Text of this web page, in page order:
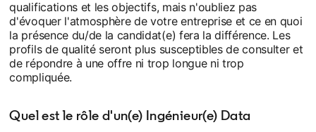
qualifications et les objectifs, mais n'oubliez pas
d'évoquer l'atmosphère de votre entreprise et ce en quoi
la présence du/de la candidat(e) fera la différence. Les
profils de qualité seront plus susceptibles de consulter et
de répondre à une offre ni trop longue ni trop
compliquée.
Quel est le rôle d'un(e) Ingénieur(e) Data